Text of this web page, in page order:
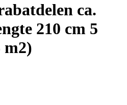
ca.
210 cm 5
m2)